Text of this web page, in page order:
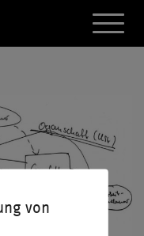
A
k
t
d
M
e
von